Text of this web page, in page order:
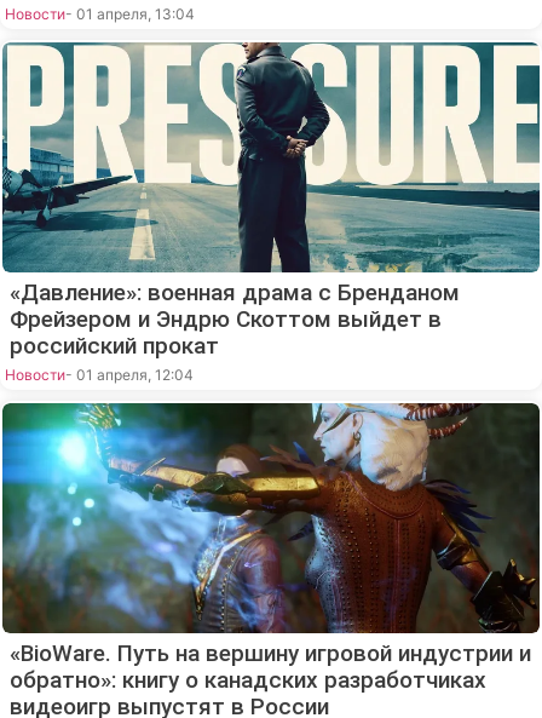
Новости- 01 апреля, 13:04
«Давление»: военная драма с Бренданом
Фрейзером и Эндрю Скоттом выйдет в
российский прокат
Новости- 01 апреля, 12:04
«BioWare. Путь на вершину игровой индустрии и
обратно»: книгу о канадских разработчиках
видеоигр выпустят в России